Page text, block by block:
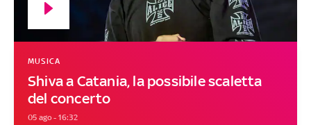
Shiva a Catania, la possibile scaletta
del concerto
MUSICA
05 ago - 16:32